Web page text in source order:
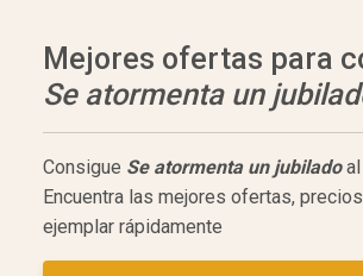
Mejores ofertas para
Se atormenta un
Consigue Se atormenta un jubiladoal
Encuentra las mejores ofertas,
ejemplar rápidamente